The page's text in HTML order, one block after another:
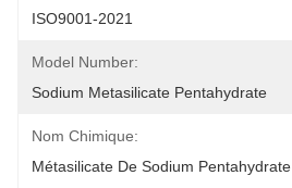
ISO9001-2021
Model Number:
Sodium Metasilicate Pentahydrate
Nom Chimique:
Métasilicate De Sodium Pentahydrate